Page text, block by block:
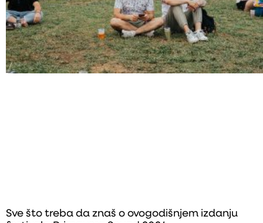
Sve što treba da znaš o ovogodišnjem izdanju